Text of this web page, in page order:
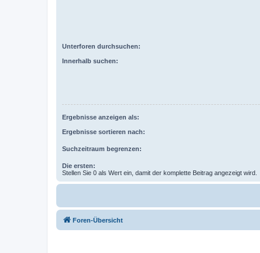
Unterforen durchsuchen:
Innerhalb suchen:
Ergebnisse anzeigen als:
Ergebnisse sortieren nach:
Suchzeitraum begrenzen:
Die ersten:
Stellen Sie 0 als Wert ein, damit der komplette Beitrag angezeigt wird.
Foren-Übersicht